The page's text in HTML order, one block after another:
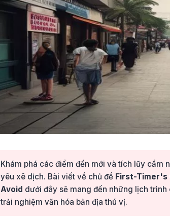
Khám phá các điểm đến mới và tích lũy cẩm
yêu xê dịch. Bài viết về chủ đề First-Timer's
Avoid dưới đây sẽ mang đến những lịch
trải nghiệm văn hóa bản địa thú vị.